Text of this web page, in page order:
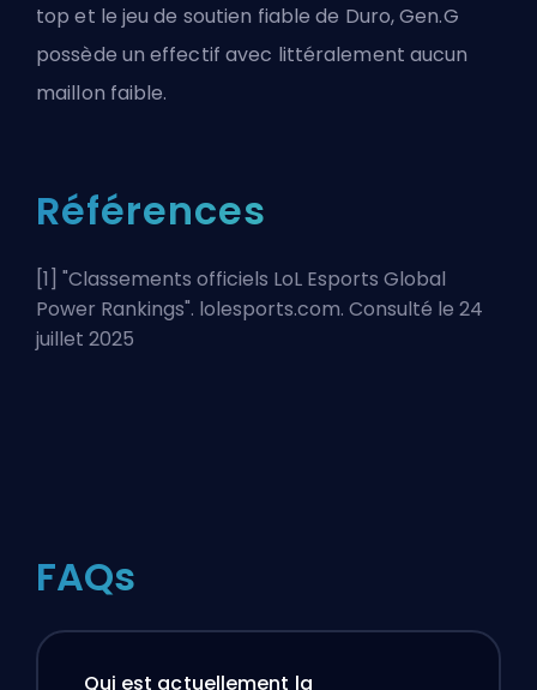
top et le jeu de soutien fiable de Duro, Gen.G
possède un effectif avec littéralement aucun
maillon faible.
Références
[1] "Classements officiels LoL Esports Global
Power Rankings". lolesports.com. Consulté le 24
juillet 2025
FAQs
Qui est actuellement la